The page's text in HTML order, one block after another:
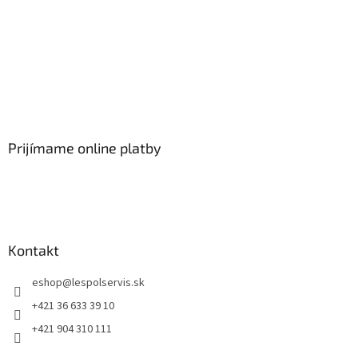
Prijímame online platby
Kontakt
eshop@lespolservis.sk
+421 36 633 39 10
+421 904 310 111